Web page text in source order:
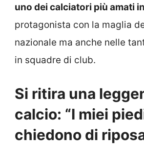
uno dei calciatori più amati in
protagonista con la maglia
nazionale ma anche nelle
in squadre di club.
Si ritira una
calcio: “I miei
chiedono di